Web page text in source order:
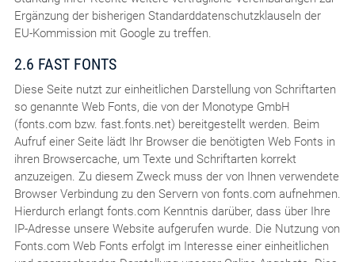
Ergänzung der bisherigen Standarddatenschutzklauseln der
EU-Kommission mit Google zu treffen.
2.6 FAST FONTS
Diese Seite nutzt zur einheitlichen Darstellung von Schriftarten
so genannte Web Fonts, die von der Monotype GmbH
(fonts.com bzw. fast.fonts.net) bereitgestellt werden. Beim
Aufruf einer Seite lädt Ihr Browser die benötigten Web Fonts in
ihren Browsercache, um Texte und Schriftarten korrekt
anzuzeigen. Zu diesem Zweck muss der von Ihnen verwendete
Browser Verbindung zu den Servern von fonts.com aufnehmen.
Hierdurch erlangt fonts.com Kenntnis darüber, dass über Ihre
IP-Adresse unsere Website aufgerufen wurde. Die Nutzung von
Fonts.com Web Fonts erfolgt im Interesse einer einheitlichen